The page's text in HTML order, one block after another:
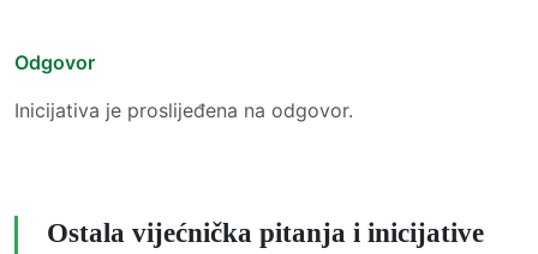
Odgovor
Inicijativa je proslijeđena na odgovor.
Ostala vijećnička pitanja i inicijative